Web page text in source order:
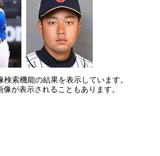
索機能の結果を表示しています。
が表示されることもあります。